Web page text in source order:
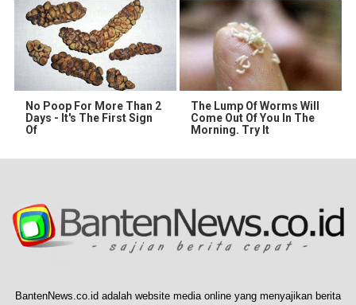
No Poop For More Than 2
Days - It's The First Sign
Of
The Lump Of Worms Will
Come Out Of You In The
Morning. Try It
BantenNews.co.id adalah website media online yang menyajikan berita